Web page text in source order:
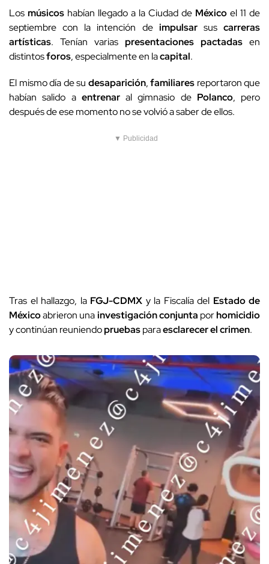
Los músicos habían llegado a la Ciudad de México el 11 de
septiembre con la intención de impulsarsuscarreras
artísticas. Tenían varias presentaciones pactadas en
distintosforos, especialmente en lacapital.
El mismo día de su desaparición,familiares reportaron que
habían salido a entrenaral gimnasio de Polanco, pero
después de ese momento no se volvió a saber de ellos.
▼ Publicidad
Tras el hallazgo, la FGJ-CDMX y la Fiscalía del Estado de
Méxicoabrieron unainvestigación conjunta porhomicidio
y continúan reuniendopruebasparaesclarecer el crimen.